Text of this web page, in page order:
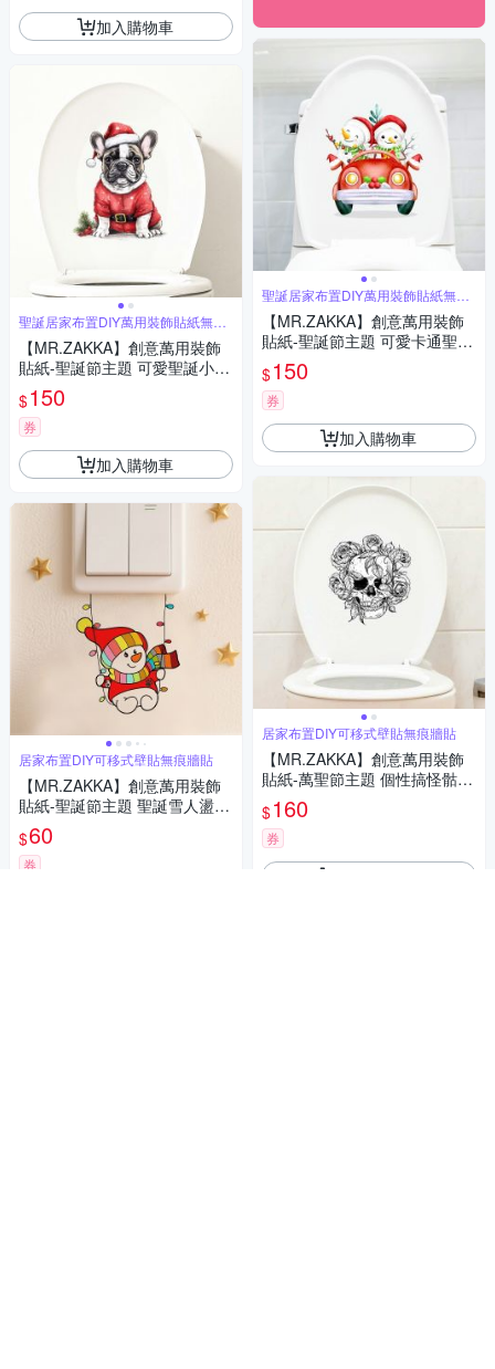
加入購物車
聖誕居家布置DIY萬用裝飾貼紙無痕
牆貼
【MR.ZAKKA】創意萬用裝飾
貼紙-聖誕節主題 可愛聖誕小狗
居家節慶布置 DIY可移式壁貼
無痕壁貼 牆貼
$150
券
加入購物車
居家布置DIY可移式壁貼無痕牆貼
【MR.ZAKKA】創意萬用裝飾
貼紙-聖誕節主題 聖誕雪人盪鞦
韆 居家節慶布置 DIY可移式壁
貼 無痕壁貼 牆貼
$60
券
聖誕居家布置DIY萬用裝飾貼紙無痕
牆貼
【MR.ZAKKA】創意萬用裝飾
貼紙-聖誕節主題 可愛卡通聖誕
雪人 B款 居家節慶布置 DIY可
移式壁貼 無痕壁貼 牆貼
$150
券
加入購物車
居家布置DIY可移式壁貼無痕牆貼
【MR.ZAKKA】創意萬用裝飾
貼紙-萬聖節主題 個性搞怪骷髏
頭 J款 居家布置 DIY可移式壁
貼 無痕壁貼 牆貼
$160
券